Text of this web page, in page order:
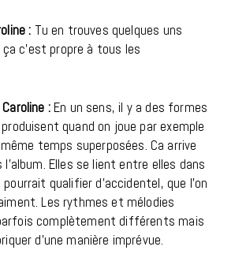
: Tu en trouves quelques uns
c’est propre à tous les
:En un sens, il y a des formes
quand on joue par exemple
temps superposées. Ca arrive
Elles se lient entre elles dans
qualifier d’accidentel, que l’on
Les rythmes et mélodies
complètement différents mais
d’une manière imprévue.